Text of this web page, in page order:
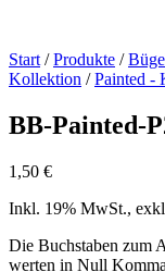
Start /Produkte /
Kollektion /Painted -
BB-Painted-
1,50 €
Inkl. 19% MwSt.,
Die Buchstaben zum
werten in Null